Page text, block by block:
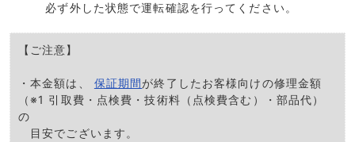
必ず外した状態で運転確認を行ってください。
【ご注意】
・本金額は、 保証期間が終了したお客様向けの修理金額
（※1 引取費・点検費・技術料（点検費含む）・部品代）
の
目安でございます。